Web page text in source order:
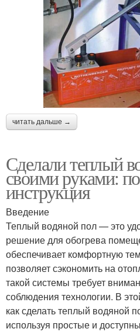
читать дальше →
Сделали теплый
своими руками:
инструкция
Введение
Теплый водяной пол — это
решение для обогрева
обеспечивает комфортную
позволяет сэкономить на
такой системы требует
соблюдения технологии. В
как сделать теплый водяной
используя простые и